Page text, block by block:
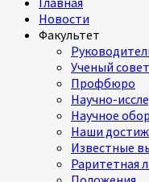
Новости
Факультет
Ученый совет
Профбюро
Научно-
Научное
Наши
Известные
Раритетная